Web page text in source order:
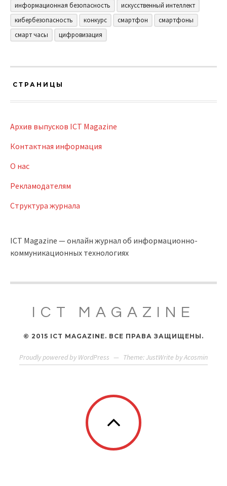
информационная безопасность
искусственный интеллект
кибербезопасность
конкурс смартфон
смартфоны
смарт часы
цифровизация
СТРАНИЦЫ
Архив выпусков ICT Magazine
Контактная информация
О нас
Рекламодателям
Структура журнала
ICT Magazine — онлайн журнал об информационно-
коммуникационных технологиях
ICT MAGAZINE
© 2015 ICT MAGAZINE. ВСЕ ПРАВА ЗАЩИЩЕНЫ.
Proudly powered by WordPress — Theme: JustWrite byAcosmin